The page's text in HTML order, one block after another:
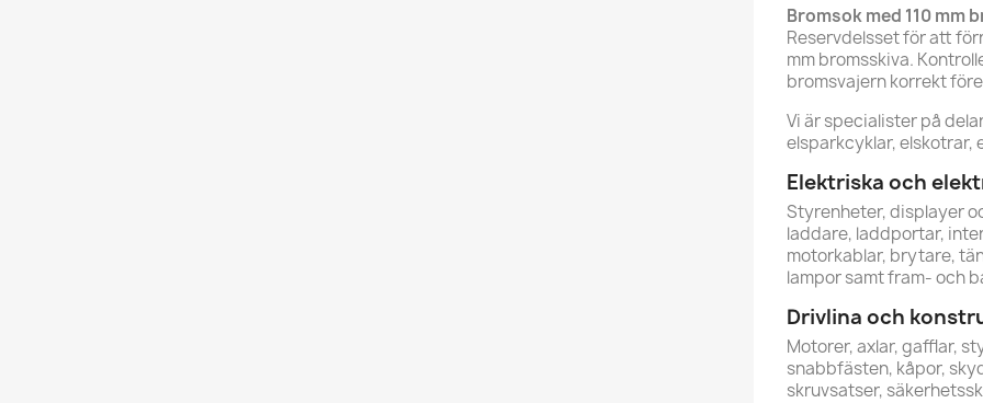
Bromsok med 110 mm
Reservdelsset för att
mm bromsskiva.
bromsvajern korrekt
Vi är specialister på
elsparkcyklar, elskotrar,
Elektriska och
Styrenheter, displayer
laddare, laddportar,
motorkablar, brytare,
lampor samt fram- och
Drivlina och
Motorer, axlar, gafflar,
snabbfästen, kåpor,
skruvsatser,